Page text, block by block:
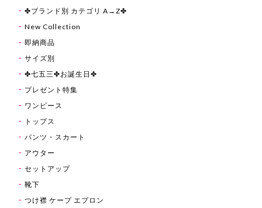
✤ブランド別 カテゴリ A→Z✤
New Collection
即納商品
サイズ別
✤七五三✤お誕生日✤
プレゼント特集
ワンピース
トップス
パンツ・スカート
アウター
セットアップ
靴下
つけ襟 ケープ エプロン